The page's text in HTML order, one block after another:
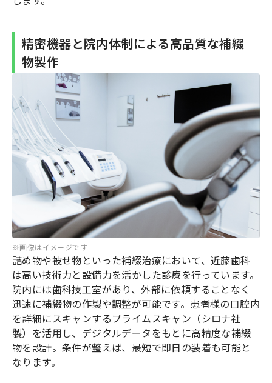
精密機器と院内体制による高品質な補綴
物製作
※画像はイメージです
詰め物や被せ物といった補綴治療において、近藤歯科
は高い技術力と設備力を活かした診療を行っています。
院内には歯科技工室があり、外部に依頼することなく
迅速に補綴物の作製や調整が可能です。患者様の口腔内
を詳細にスキャンするプライムスキャン（シロナ社
製）を活用し、デジタルデータをもとに高精度な補綴
物を設計。条件が整えば、最短で即日の装着も可能と
なります。